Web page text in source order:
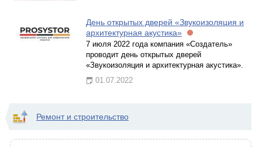
День открытых дверей «Звукоизоляция и
архитектурная акустика»
7 июля 2022 года компания «Создатель»
проводит день открытых дверей
«Звукоизоляция и архитектурная акустика».
01.07.2022
Ремонт и строительство